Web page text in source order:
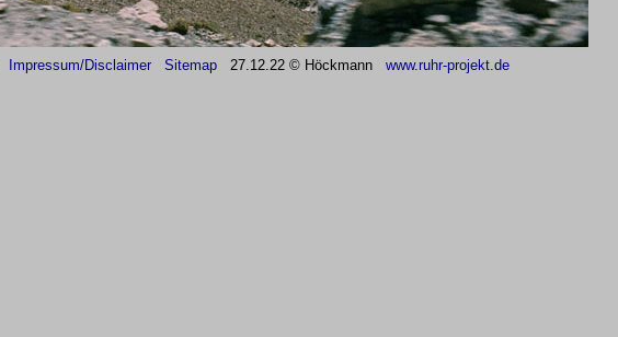
Impressum/Disclaimer Sitemap 27.12.22 © Höckmann www.ruhr-projekt.de